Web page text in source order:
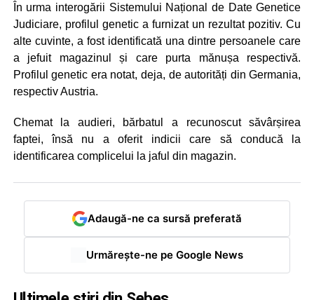
În urma interogării Sistemului Național de Date Genetice
Judiciare, profilul genetic a furnizat un rezultat pozitiv. Cu
alte cuvinte, a fost identificată una dintre persoanele care
a jefuit magazinul și care purta mănușa respectivă.
Profilul genetic era notat, deja, de autorități din Germania,
respectiv Austria.
Chemat la audieri, bărbatul a recunoscut săvârșirea
faptei, însă nu a oferit indicii care să conducă la
identificarea complicelui la jaful din magazin.
Adaugă-ne ca sursă preferată
Urmărește-ne pe Google News